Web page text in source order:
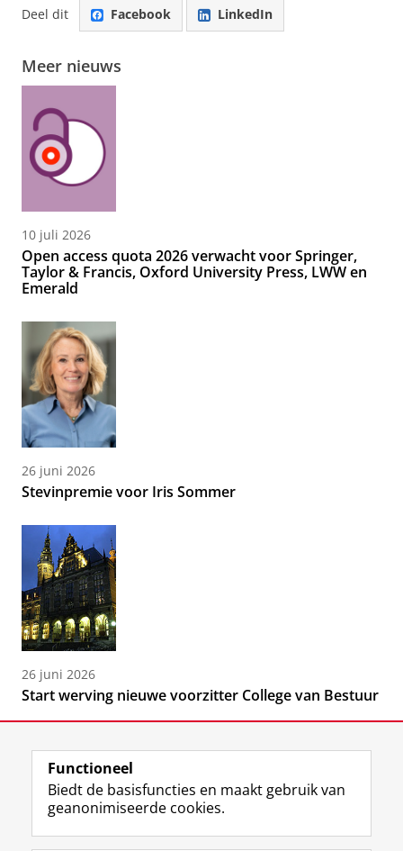
Deel dit Facebook LinkedIn
Meer nieuws
10 juli 2026
Open access quota 2026 verwacht voor Springer,
Taylor & Francis, Oxford University Press, LWW en
Emerald
26 juni 2026
Stevinpremie voor Iris Sommer
26 juni 2026
Start werving nieuwe voorzitter College van Bestuur
Volg de RUG
F
L
R I
Y
Functioneel
Biedt de basisfuncties en maakt gebruik van
geanonimiseerde cookies.